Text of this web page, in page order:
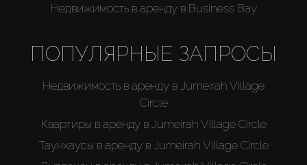
Недвижимость в аренду в Business Bay
ПОПУЛЯРНЫЕ ЗАПРОСЫ
Недвижимость в аренду в Jumeirah Village
Circle
Квартиры в аренду в Jumeirah Village Circle
Таунхаусы в аренду в Jumeirah Village Circle